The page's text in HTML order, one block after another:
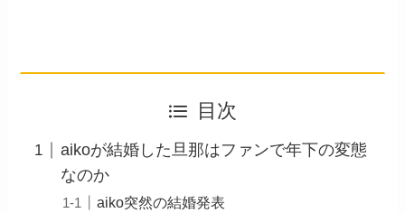
目次
aikoが結婚した旦那はファンで年下の変態
なのか
aiko突然の結婚発表